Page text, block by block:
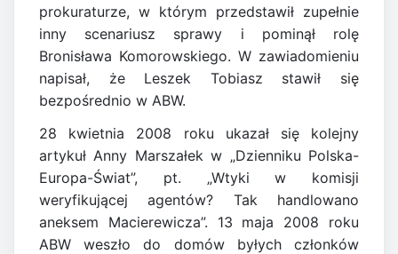
prokuraturze, w którym przedstawił zupełnie
inny scenariusz sprawy i pominął rolę
Bronisława Komorowskiego. W zawiadomieniu
napisał, że Leszek Tobiasz stawił się
bezpośrednio w ABW.
28 kwietnia 2008 roku ukazał się kolejny
artykuł Anny Marszałek w „Dzienniku Polska-
Europa-Świat”, pt. „Wtyki w komisji
weryfikującej agentów? Tak handlowano
aneksem Macierewicza”. 13 maja 2008 roku
ABW weszło do domów byłych członków